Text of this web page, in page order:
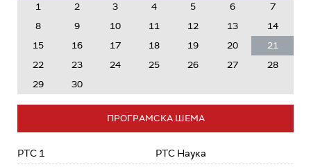
1 2 3 4 5 6
7
8
9 10 11 12 13
14
15
16 17 18 19 20
21
22
23 24 25 26 27
28
29
30
ПРОГРАМСКА ШЕМА
РТС 1 РТС Наука